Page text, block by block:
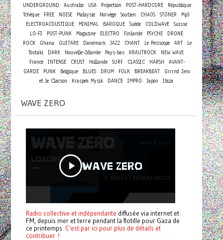
UNDERGROUND
Australie USA Projection POST-HARDCORE
République
Tchèque
FREE NOISE Malaysie Norvège Soutien CHAOS STONER
Mp3
ELECTROACOUSTIQUE MINIMAL BAROQUE Suède COLDWAVE Suisse
LO-FI
POST-PUNK Magazine ELECTRO Finlande PSYCHE
DRONE
ROCK
Ghana GUITARE Danemark JAZZ CHANT Le Periscope ART
Le
Tostaki
DARK Nouvelle-Zélande Pays-bas KRAUTROCK
NEW WAVE
France
INTENSE CRUST Hollande SURF CLASSIC HARSH
AVANT-
GARDE
PUNK Belgique BLUES DRUM FOLK BREAKBEAT
Grrrnd Zero
et le Clacson
Kraspek Mysik DANCE IMPRO Japon Ibiza
WAVE ZERO
Radio collective et indépendante diffusée via internet et
FM, depuis mer et terre pendant la flotille pour Gaza de
ce printemps. C'est par ici pour plus de détails et
contribuer !